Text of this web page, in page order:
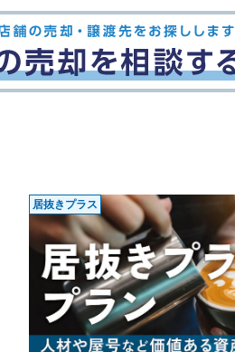
居抜きプラス